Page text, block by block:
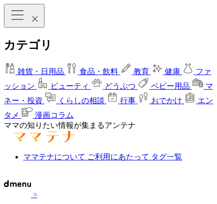
カテゴリ
雑貨・日用品 食品・飲料 教育 健康
ファ
ッション
ビューティ どうぶつ ベビー用品
マ
ネー・投資
くらしの相談 行事 おでかけ
エン
タメ
漫画コラム
ママの知りたい情報が集まるアンテナ
ママテナについて ご利用にあたって タグ一覧
>